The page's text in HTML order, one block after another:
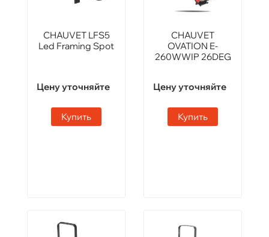
CHAUVET LFS5
Led Framing Spot
Цену уточняйте
Купить
CHAUVET
OVATION E-
260WWIP 26DEG
Цену уточняйте
Купить